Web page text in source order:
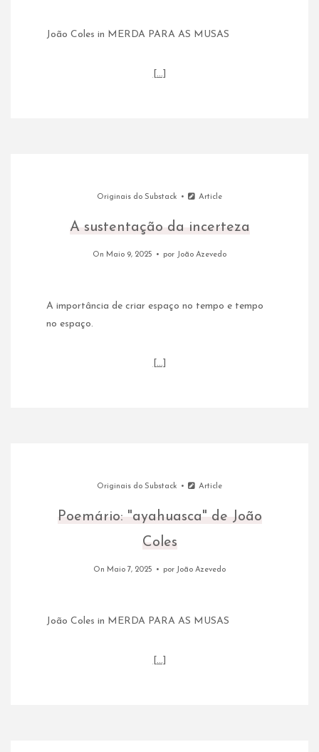
João Coles in MERDA PARA AS MUSAS
[…]
Originais do Substack Article
A sustentação da incerteza
On Maio 9, 2025 por João Azevedo
A importância de criar espaço no tempo e tempo
no espaço.
[…]
Originais do Substack Article
Poemário: "ayahuasca" de João
Coles
On Maio 7, 2025 por João Azevedo
João Coles in MERDA PARA AS MUSAS
[…]